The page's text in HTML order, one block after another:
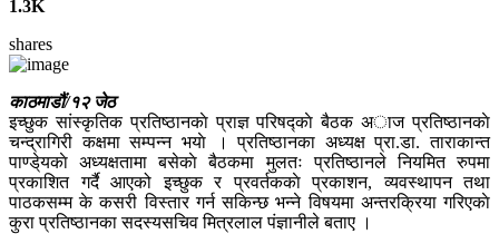
1.3K
shares
काठमाडौं/१२ जेठ
इच्छुक सांस्कृतिक प्रतिष्ठानकाे प्राज्ञ परिषद्काे बैठक अाज प्रतिष्ठानकाे
चन्द्रागिरी कक्षमा सम्पन्न भयाे । प्रतिष्ठानका अध्यक्ष प्रा.डा. ताराकान्त
पाण्डे्यकाे अध्यक्षतामा बसेकाे बैठकमा मुलतः प्रतिष्ठानले नियमित रुपमा
प्रकाशित गर्दै आएको इच्छुक र प्रवर्तककाे प्रकाशन, व्यवस्थापन तथा
पाठकसम्म के कसरी विस्तार गर्न सकिन्छ भन्ने विषयमा अन्तरक्रिया गरिएकाे
कुरा प्रतिष्ठानका सदस्यसचिव मित्रलाल पंज्ञानीले बताए ।